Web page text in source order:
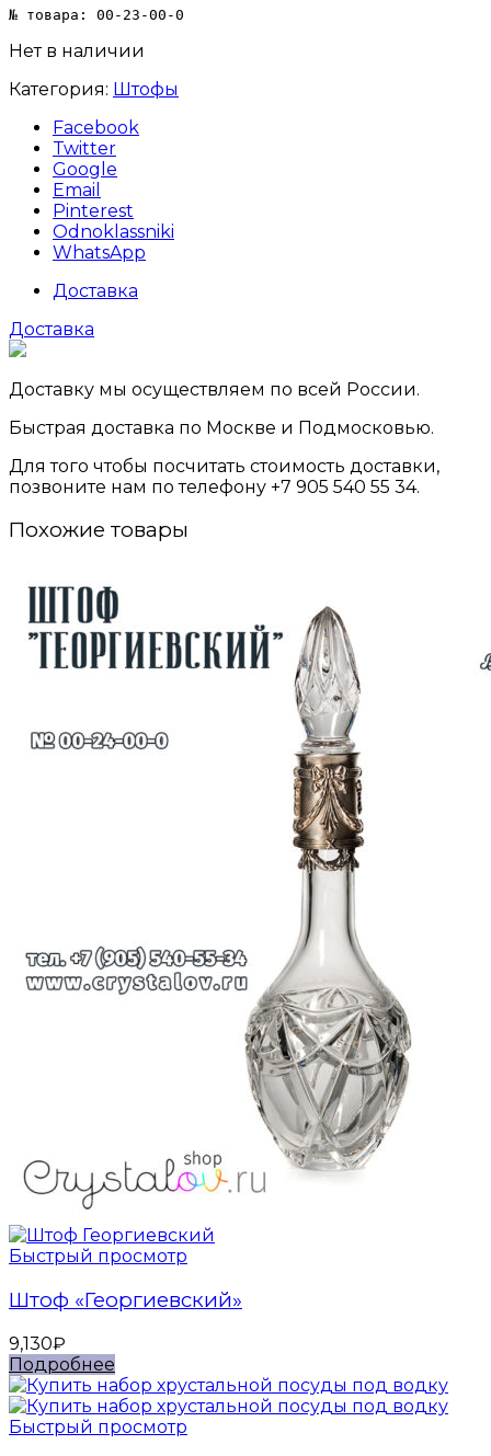
№ товара: 00-23-00-0
Нет в наличии
Категория: Штофы
Facebook
Twitter
Google
Email
Pinterest
Odnoklassniki
WhatsApp
Доставка
Доставка
Доставку мы осуществляем по всей России.
Быстрая доставка по Москве и Подмосковью.
Для того чтобы посчитать стоимость доставки,
позвоните нам по телефону +7 905 540 55 34.
Похожие товары
Быстрый просмотр
Штоф «Георгиевский»
9,130₽
Подробнее
Быстрый просмотр